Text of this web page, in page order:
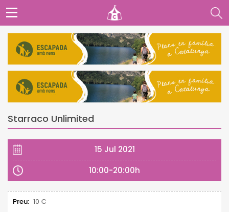
Starraco Unlimited
15 Jul 2021
10:00-20:00h
Preu: 10 €